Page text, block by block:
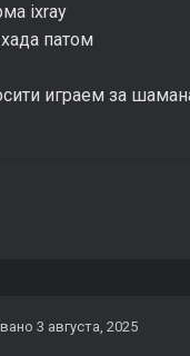
ixray
патом
играем за
3 августа, 2025